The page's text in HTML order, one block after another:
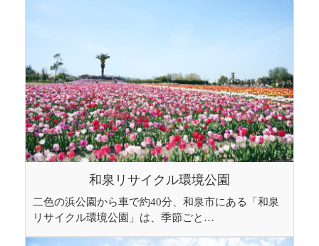
和泉リサイクル環境公園
二色の浜公園から車で約40分、和泉市にある「和泉
リサイクル環境公園」は、季節ごと…